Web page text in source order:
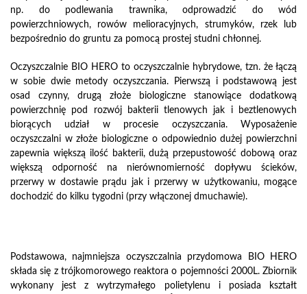
np. do podlewania trawnika, odprowadzić do wód
powierzchniowych, rowów melioracyjnych, strumyków, rzek lub
bezpośrednio do gruntu za pomocą prostej studni chłonnej.
Oczyszczalnie BIO HERO to oczyszczalnie hybrydowe, tzn. że łączą
w sobie dwie metody oczyszczania. Pierwszą i podstawową jest
osad czynny, drugą złoże biologiczne stanowiące dodatkową
powierzchnię pod rozwój bakterii tlenowych jak i beztlenowych
biorących udział w procesie oczyszczania. Wyposażenie
oczyszczalni w złoże biologiczne o odpowiednio dużej powierzchni
zapewnia większą ilość bakterii, dużą przepustowość dobową oraz
większą odporność na nierównomierność dopływu ścieków,
przerwy w dostawie prądu jak i przerwy w użytkowaniu, mogące
dochodzić do kilku tygodni (przy włączonej dmuchawie).
Podstawowa, najmniejsza oczyszczalnia przydomowa BIO HERO
składa się z trójkomorowego reaktora o pojemności 2000L. Zbiornik
wykonany jest z wytrzymałego polietylenu i posiada kształt